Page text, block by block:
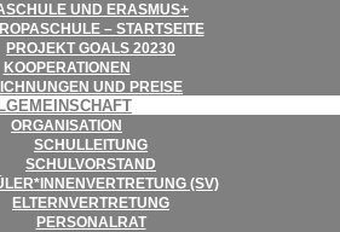
UND ERASMUS+
– STARTSEITE
PRO­JEKT GOALS 20230
KOOPE­RA­TIO­NEN
UND PREISE
ORGA­NI­SA­TION
SCHUL­LEI­TUNG
SCHUL­VOR­STAND
(SV)
ELTERN­VER­TRE­TUNG
PER­SO­NAL­RAT